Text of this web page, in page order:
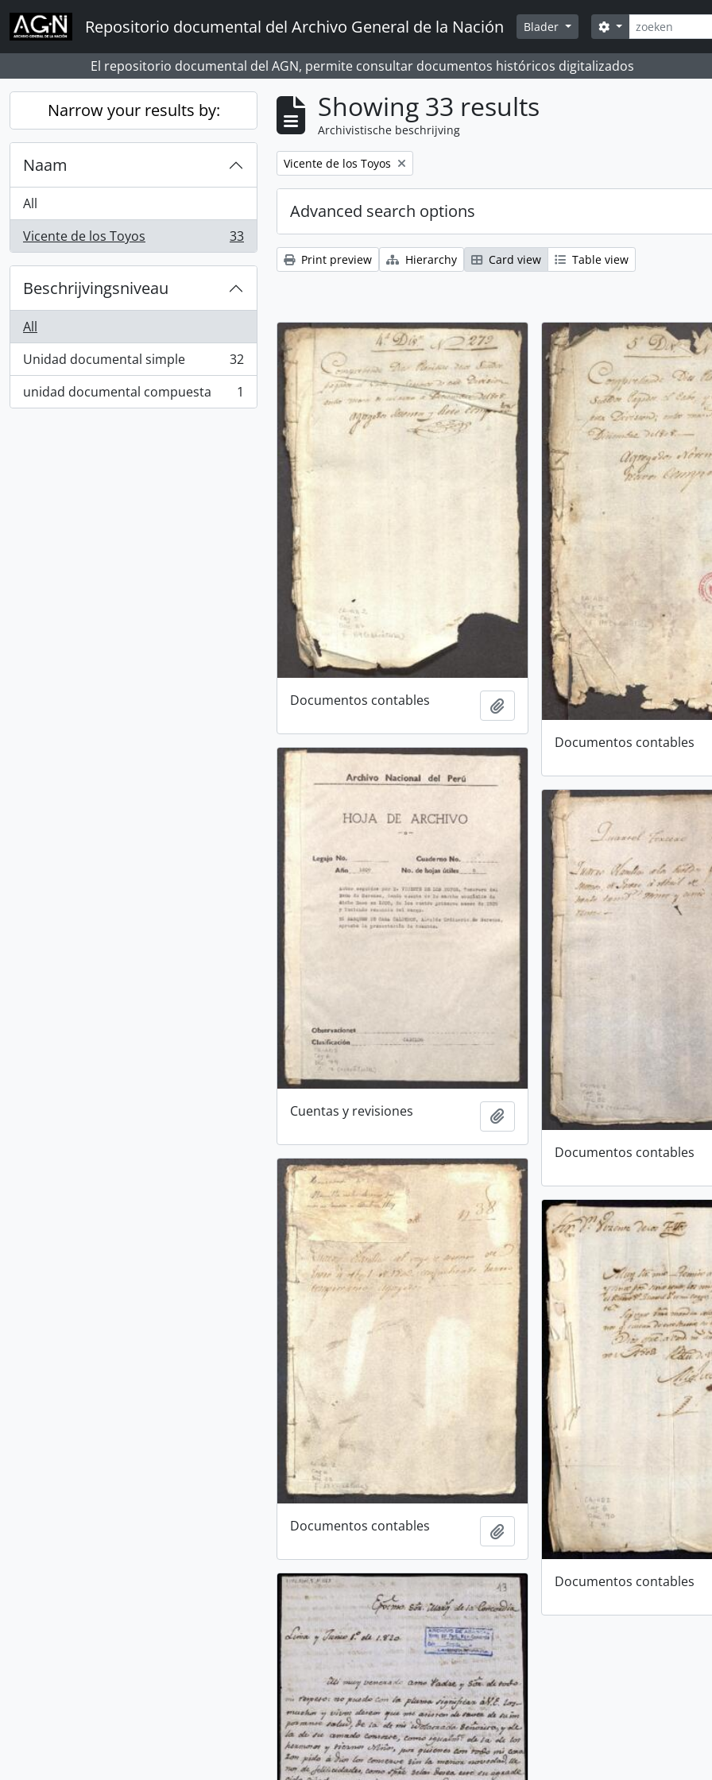
Skip to main content
Repositorio documental del Archivo General de la Nación Blader zoeken
Search options
El repositorio documental del AGN, permite consultar documentos históricos digitalizados
Narrow your results by:
Naam
All
Vicente de los Toyos
, 33 results 33
Beschrijvingsniveau
All
Unidad documental simple
, 32 results
32
unidad documental compuesta
, 1 results 1
Showing 33 results
Archivistische beschrijving
Remove filter:
Vicente de los Toyos
Advanced search options
Print preview Hierarchy Card view Table view
Documentos contables Add to clipboard
Documentos contables
Cuentas y revisiones Add to clipboard
Documentos contables
Documentos contables Add to clipboard
Documentos contables